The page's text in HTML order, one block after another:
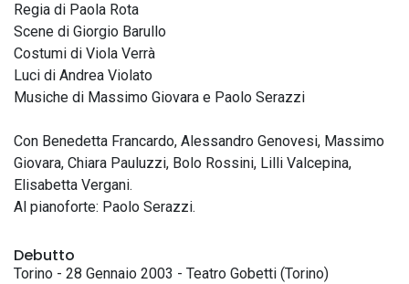
Regia di Paola Rota
Scene di Giorgio Barullo
Costumi di Viola Verrà
Luci di Andrea Violato
Musiche di Massimo Giovara e Paolo Serazzi
Con Benedetta Francardo, Alessandro Genovesi, Massimo
Giovara, Chiara Pauluzzi, Bolo Rossini, Lilli Valcepina,
Elisabetta Vergani.
Al pianoforte: Paolo Serazzi.
Debutto
Torino - 28 Gennaio 2003 - Teatro Gobetti (Torino)